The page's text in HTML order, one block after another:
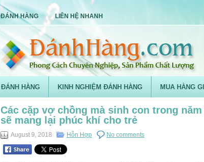
ĐÁNH HÀNG LIÊN HỆ NHANH
ĐÁNH HÀNG KINH NGHIỆM ĐÁNH HÀNG MUA HÀNG
Các cặp vợ chồng mà sinh con trong năm
sẽ mang lại phúc khí cho trẻ
August 9, 2018 Hỗn Hợp No comments